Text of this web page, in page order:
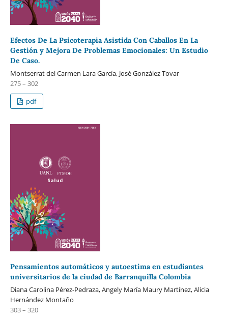
Efectos De La Psicoterapia Asistida Con Caballos En La
Gestión y Mejora De Problemas Emocionales: Un Estudio
De Caso.
Montserrat del Carmen Lara García, José González Tovar
275 – 302
pdf
Pensamientos automáticos y autoestima en estudiantes
universitarios de la ciudad de Barranquilla Colombia
Diana Carolina Pérez-Pedraza, Angely María Maury Martínez, Alicia
Hernández Montaño
303 – 320